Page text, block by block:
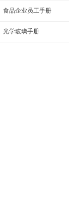
食品企业员工手册
光学玻璃手册